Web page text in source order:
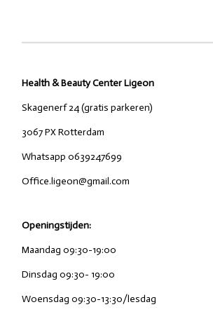
Health & Beauty Center Ligeon
Skagenerf 24 (gratis parkeren)
3067 PX Rotterdam
Whatsapp 0639247699
Office.ligeon@gmail.com
Openingstijden:
Maandag 09:30-19:00
Dinsdag 09:30- 19:00
Woensdag 09:30-13:30/lesdag